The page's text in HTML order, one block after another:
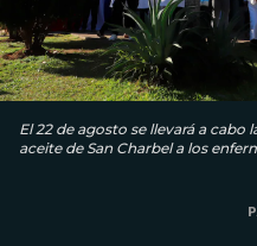
El 22 de agosto se llevará a
aceite de San Charbel a los